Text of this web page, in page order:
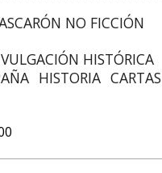
NO FICCIÓN
HISTÓRICA
HISTORIA CARTAS